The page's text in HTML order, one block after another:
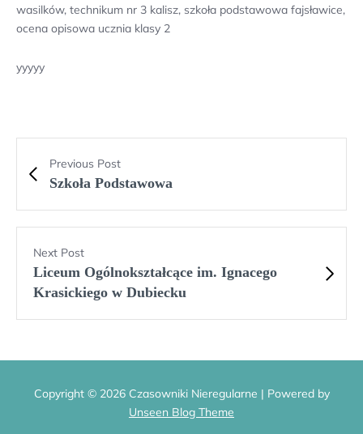
wasilków, technikum nr 3 kalisz, szkoła podstawowa fajsławice,
ocena opisowa ucznia klasy 2
yyyyy
Previous Post
Szkoła Podstawowa
Next Post
Liceum Ogólnokształcące im. Ignacego
Krasickiego w Dubiecku
Copyright © 2026 Czasowniki Nieregularne | Powered by
Unseen Blog Theme